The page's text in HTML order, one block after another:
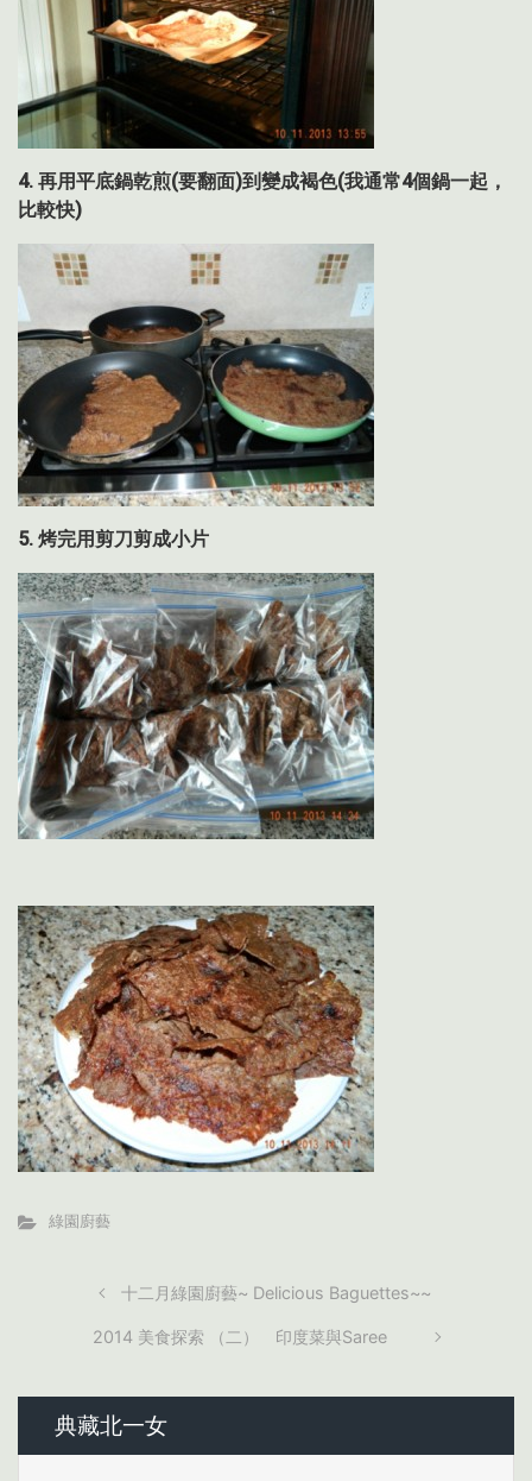
4. 再用平底鍋乾煎(要翻面)到變成褐色(我通常4個鍋一起，
比較快)
5. 烤完用剪刀剪成小片
綠園廚藝
十二月綠園廚藝~ Delicious Baguettes~~
2014 美食探索 （二） 印度菜與Saree
典藏北一女